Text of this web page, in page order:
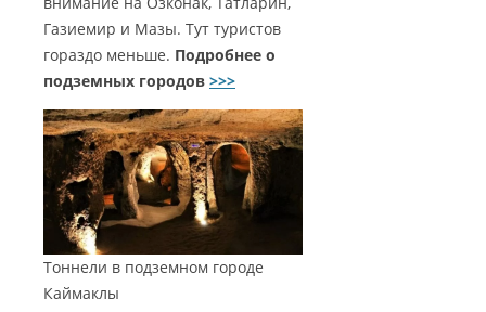
Газиемир и Мазы. Тут туристов
гораздо меньше. Подробнее о
подземных городов >>>
Тоннели в подземном городе
Каймаклы